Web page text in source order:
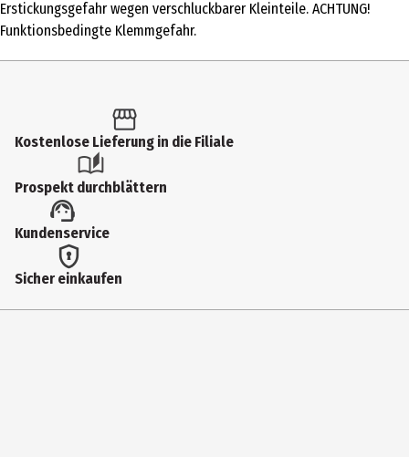
Zubehör & Ersatzteile
Altersempfehlung ab
Artikelnummer des Herstellers
20064203
Zielgruppe
Grundschüler|Jugendliche|Erwachsene
Hersteller
Carrera Revell Europe GmbH
Herstelleradresse
Erstickungsgefahr wegen verschluckbarer Kleinteile. ACHTUNG!
Funktionsbedingte Klemmgefahr.
Kostenlose Lieferung in die Filiale
Prospekt durchblättern
Kundenservice
Sicher einkaufen